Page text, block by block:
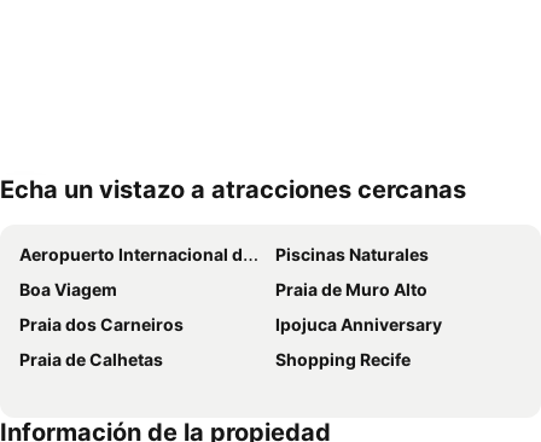
Echa un vistazo a atracciones cercanas
Aeropuerto Internacional de Recife-Guararapes Gilberto Freyre
Piscinas Naturales
Boa Viagem
Praia de Muro Alto
Praia dos Carneiros
Ipojuca Anniversary
Praia de Calhetas
Shopping Recife
Información de la propiedad